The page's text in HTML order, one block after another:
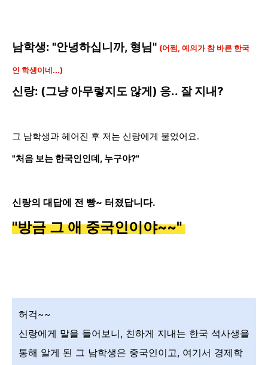
남학생: "안녕하십니까, 형님" (어쩜, 예의가 참 바른 한국
인 학생이네...)
신랑: (그냥 아무렇지도 않게) 응.. 잘 지내?
그 남학생과 헤어진 후 저는 신랑에게 물었어요.
"처음 보는 한국인인데, 누구야?"
신랑의 대답에 전 빵~ 터졌답니다.
"방금 그 애 중국인이야~~"
허걱~~
신랑에게 말을 들어보니, 친하게 지내는 한국 석사생을
통해 알게 된 그 남학생은 중국인이고, 여기서 경제학